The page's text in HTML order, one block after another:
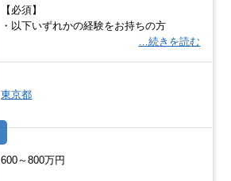
【必須】
・以下いずれかの経験をお持ちの方
…続きを読む
東京都
600～800万円